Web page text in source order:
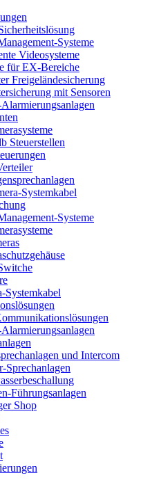
Systeme
Videosysteme
für EX-Bereiche
Freigeländesicherung
mit Sensoren
Steuerstellen
Systemkabel
Systeme
Systemkabel
und Intercom
Sprechanlagen
Führungsanlagen
Shop